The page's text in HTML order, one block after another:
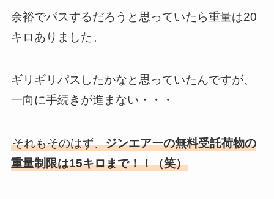
余裕でパスするだろうと思っていたら重量は20
キロありました。
ギリギリパスしたかなと思っていたんですが、
一向に手続きが進まない・・・
それもそのはず、ジンエアーの無料受託荷物の
重量制限は15キロまで！！（笑）